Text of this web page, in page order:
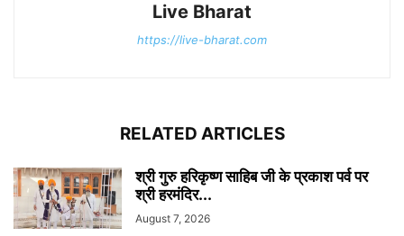
Live Bharat
https://live-bharat.com
RELATED ARTICLES
श्री गुरु हरिकृष्ण साहिब जी के प्रकाश पर्व पर
श्री हरमंदिर...
August 7, 2026